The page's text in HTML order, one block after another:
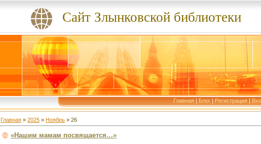
Сайт Злынковской библиотеки
Главная | Блог | Регистрация |
Главная » 2025 » Ноябрь » 26
«Нашим мамам посвящается…»